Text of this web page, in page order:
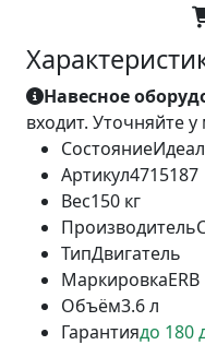
Навесное
входит. Уточняйте
Состояние
Артикул4715187
Вес150 кг
Производитель
ТипДвигатель
МаркировкаERB
Объём3.6 л
Гарантиядо 180